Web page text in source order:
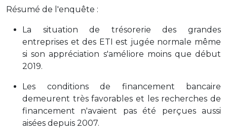
Résumé de l'enquête :
La situation de trésorerie des grandes
entreprises et des ETI est jugée normale même
si son appréciation s'améliore moins que début
2019.
Les conditions de financement bancaire
demeurent très favorables et les recherches de
financement n'avaient pas été perçues aussi
aisées depuis 2007.